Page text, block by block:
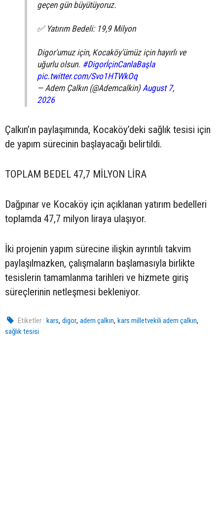
geçen gün büyütüyoruz.
✅ Yatırım Bedeli: 19,9 Milyon
Digor'umuz için, Kocaköy'ümüz için hayırlı ve
uğurlu olsun. #DigorİçinCanlaBaşla
pic.twitter.com/Svo1HTWkOq
— Adem Çalkın (@Ademcalkin)August 7,
2026
Çalkın’ın paylaşımında, Kocaköy’deki sağlık tesisi için
de yapım sürecinin başlayacağı belirtildi.
TOPLAM BEDEL 47,7 MİLYON LİRA
Dağpınar ve Kocaköy için açıklanan yatırım bedelleri
toplamda 47,7 milyon liraya ulaşıyor.
İki projenin yapım sürecine ilişkin ayrıntılı takvim
paylaşılmazken, çalışmaların başlamasıyla birlikte
tesislerin tamamlanma tarihleri ve hizmete giriş
süreçlerinin netleşmesi bekleniyor.
Etiketler : kars,digor,adem çalkın,kars milletvekili adem çalkın,
sağlık tesisi